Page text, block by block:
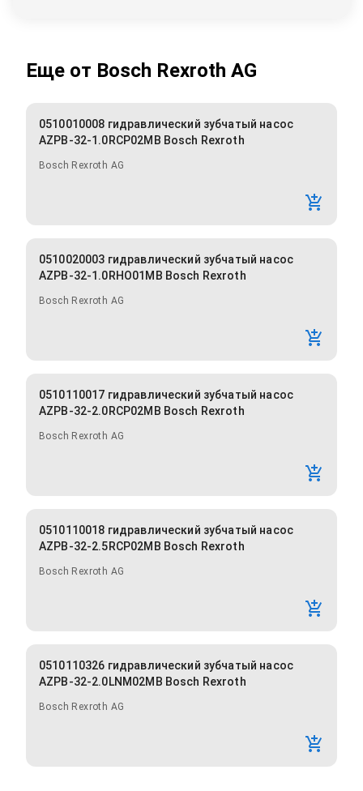
Еще от Bosch Rexroth AG
0510010008 гидравлический зубчатый насос
AZPB-32-1.0RCP02MB Bosch Rexroth
Bosch Rexroth AG
0510020003 гидравлический зубчатый насос
AZPB-32-1.0RHO01MB Bosch Rexroth
Bosch Rexroth AG
0510110017 гидравлический зубчатый насос
AZPB-32-2.0RCP02MB Bosch Rexroth
Bosch Rexroth AG
0510110018 гидравлический зубчатый насос
AZPB-32-2.5RCP02MB Bosch Rexroth
Bosch Rexroth AG
0510110326 гидравлический зубчатый насос
AZPB-32-2.0LNM02MB Bosch Rexroth
Bosch Rexroth AG